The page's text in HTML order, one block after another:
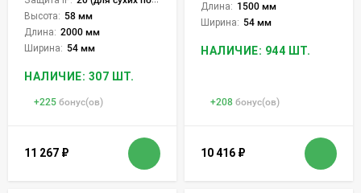
Высота: 58 мм
Длина: 2000 мм
Ширина: 54 мм
НАЛИЧИЕ: 307 ШТ.
+225 бонус(ов)
11 267 ₽
Длина: 1500 мм
Ширина: 54 мм
НАЛИЧИЕ: 944 ШТ.
+208 бонус(ов)
10 416 ₽